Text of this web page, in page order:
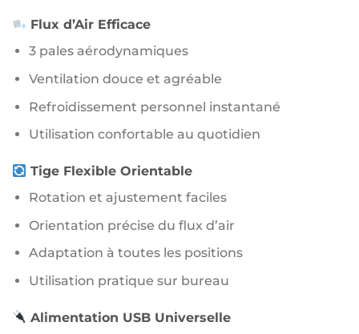
Flux d’Air Efficace
3 pales aérodynamiques
Ventilation douce et agréable
Refroidissement personnel instantané
Utilisation confortable au quotidien
Tige Flexible Orientable
Rotation et ajustement faciles
Orientation précise du flux d’air
Adaptation à toutes les positions
Utilisation pratique sur bureau
Alimentation USB Universelle